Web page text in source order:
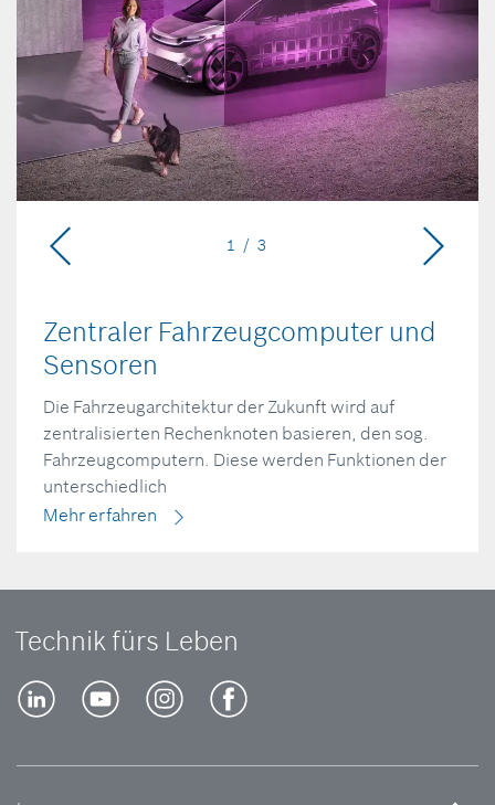
Zentraler Fahrzeugcomputer und
Sensoren
Die Fahrzeugarchitektur der Zukunft wird auf
zentralisierten Rechenknoten basieren, den sog.
Fahrzeugcomputern. Diese werden Funktionen der
unterschiedlich
Mehr erfahren
1 / 3
Technik fürs Leben